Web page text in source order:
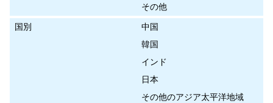
その他
国別
中国
韓国
インド
日本
その他のアジア太平洋地域